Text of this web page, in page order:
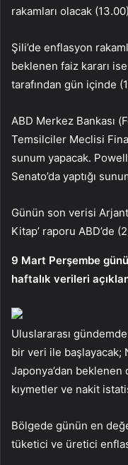
rakamları olacak
Şili’de enflasyon
beklenen faiz kararı
tarafından gün içinde
ABD Merkez Bankası
Temsilciler Meclisi
sunum yapacak.
Senato’da yaptığı
Günün son verisi
Kitap’ raporu ABD’de
9 Mart Perşembe
haftalık verileri
Uluslararası
bir veri ile başlayacak;
Japonya’dan
kıymetler ve nakit
Bölgede günün en
tüketici ve üretici